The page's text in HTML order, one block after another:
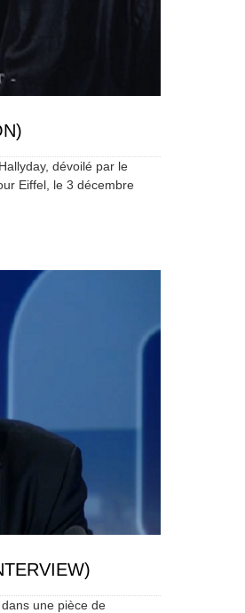
dévoilé par le
Eiffel, le 3 décembre
une pièce de